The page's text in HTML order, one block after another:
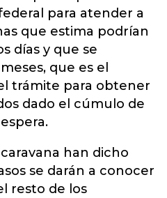
para atender a
que estima podrían
días y que se
que es el
trámite para obtener
dado el cúmulo de
han dicho
se darán a conocer
resto de los